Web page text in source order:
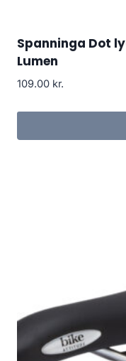
Spanninga Dot
Lumen
109.00 kr.